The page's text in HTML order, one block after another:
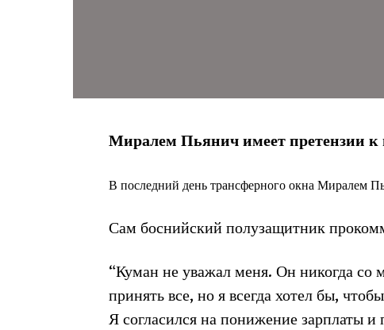
Миралем Пьянич имеет претензии к
В последний день трансферного окна Миралем
Сам боснийский полузащитник
“Куман не уважал меня. Он никогда со
принять все, но я всегда хотел бы,
Я согласился на понижение зарплаты